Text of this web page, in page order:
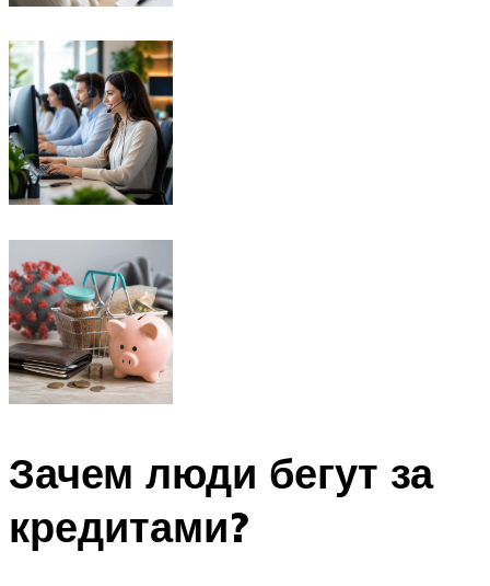
Зачем люди бегут за
кредитами?